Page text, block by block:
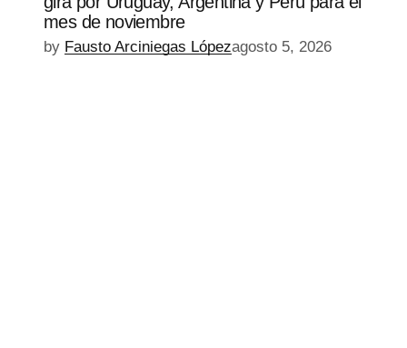
mes de noviembre
by Fausto Arciniegas Lópezagosto 5, 2026